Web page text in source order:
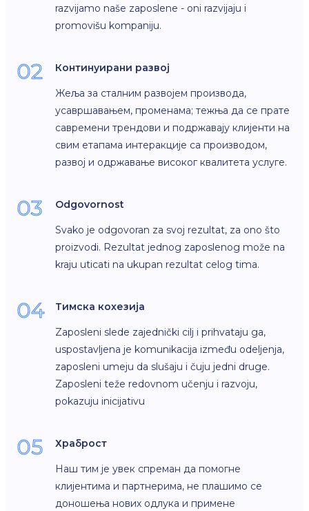
razvijamo naše zaposlene - oni razvijaju i
promovišu kompaniju.
02 Континуирани развој
Жеља за сталним развојем производа,
усавршавањем, променама; тежња да се прате
савремени трендови и подржавају клијенти на
свим етапама интеракције са производом,
развој и одржавање високог квалитета услуге.
03 Odgovornost
Svako je odgovoran za svoj rezultat, za ono što
proizvodi. Rezultat jednog zaposlenog može na
kraju uticati na ukupan rezultat celog tima.
04 Тимска кохезија
Zaposleni slede zajednički cilj i prihvataju ga,
uspostavljena je komunikacija između odeljenja,
zaposleni umeju da slušaju i čuju jedni druge.
Zaposleni teže redovnom učenju i razvoju,
pokazuju inicijativu
05 Храброст
Наш тим је увек спреман да помогне
клијентима и партнерима, не плашимо се
доношења нових одлука и примене